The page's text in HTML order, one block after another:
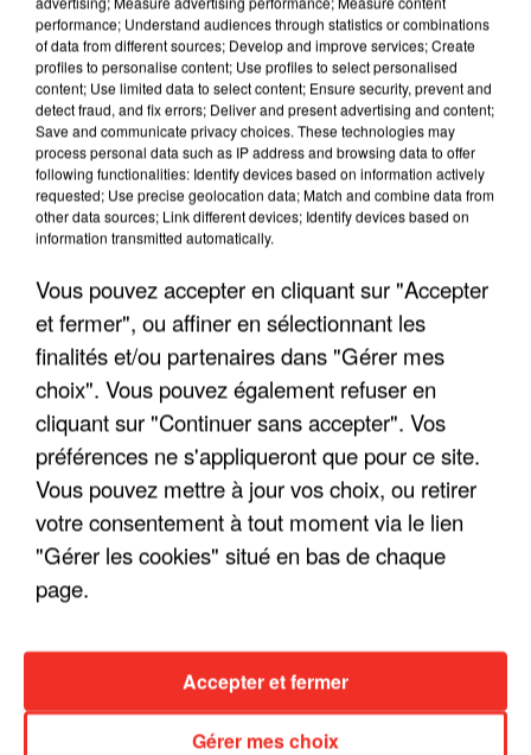
LES INTERVIEWS CHANTE
FRANCE
Voir plus
"JE SUIS À DISPOSITION DES
"ON A TOUS LE TRAC"
"ON N'EST PAS DES PARENTS
"JE RESPIRE MIEUX SUR SCÈNE" -
CALOGERO
performance; Understand audiences through statistics or combinations
of data from different sources; Develop and improve services; Create
profiles to personalise content; Use profiles to select personalised
content; Use limited data to select content; Ensure security, prevent and
detect fraud, and fix errors; Deliver and present advertising and content;
Save and communicate privacy choices. These technologies may
process personal data such as IP address and browsing data to offer
following functionalities: Identify devices based on information actively
requested; Use precise geolocation data; Match and combine data from
other data sources; Link different devices; Identify devices based on
information transmitted automatically.
Vous pouvez accepter en cliquant sur "Accepter
et fermer", ou affiner en sélectionnant les
finalités et/ou partenaires dans "Gérer mes
choix". Vous pouvez également refuser en
cliquant sur "Continuer sans accepter". Vos
préférences ne s'appliqueront que pour ce site.
Vous pouvez mettre à jour vos choix, ou retirer
votre consentement à tout moment via le lien
"Gérer les cookies" situé en bas de chaque
page.
Gérer mes choix
Accepter et fermer